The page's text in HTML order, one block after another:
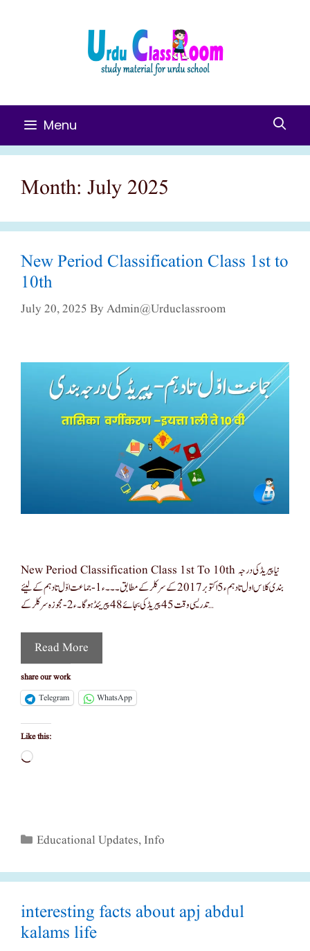
Menu
Month: July 2025
New Period Classification Class 1st to
10th
July 20, 2025 ByAdmin@urduclassroom
New Period Classification Class 1st To 10th نیا پیریڈ کی درجہ
بندی کلاس اول تا دہم ء5 اکتوبر 2017 کے سرکلر کےمطابق ۔۔۔ ء1-جماعت اوّل تا دہم کےلیئے
تدریسی وقت 45 پیریڈ کی بجائے 48 پیریئڈ ہوگا۔ ء2-مجوزہ سرکلر کے …
Read More
share our work
Telegram
WhatsApp
Like this:
Loading…
Categories
Educational Updates,Info
interesting facts about apj abdul
kalams life